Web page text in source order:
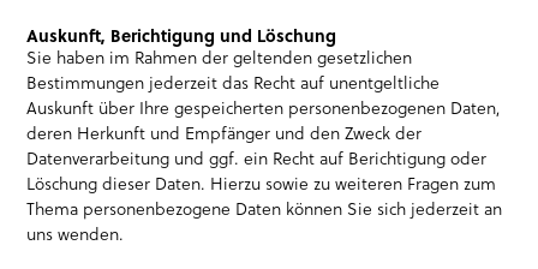
Auskunft, Berichtigung und Löschung
Sie haben im Rahmen der geltenden gesetzlichen
Bestimmungen jederzeit das Recht auf unentgeltliche
Auskunft über Ihre gespeicherten personenbezogenen Daten,
deren Herkunft und Empfänger und den Zweck der
Datenverarbeitung und ggf. ein Recht auf Berichtigung oder
Löschung dieser Daten. Hierzu sowie zu weiteren Fragen zum
Thema personenbezogene Daten können Sie sich jederzeit an
uns wenden.